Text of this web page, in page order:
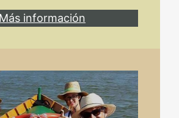
Más información